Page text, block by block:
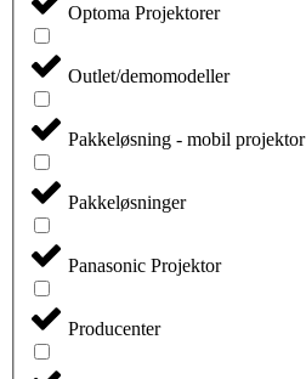
Optoma Projektorer
Outlet/demomodeller
Pakkeløsning - mobil projektor
Pakkeløsninger
Panasonic Projektor
Producenter